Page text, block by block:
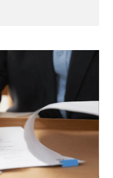
Distrugerea,
de
apartinand
masurilor de
unui astfel de
luate
la 3 luni la 2
unui
care apartine